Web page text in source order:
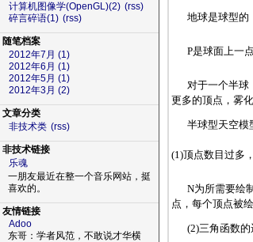
计算机图像学(OpenGL)(2) (rss)
碎言碎语(1) (rss)
随笔档案
2012年7月 (1)
2012年6月 (1)
2012年5月 (1)
2012年3月 (2)
文章分类
非技术类 (rss)
非技术链接
乐魂
一朋友最近在整一个音乐网站，挺
喜欢的。
友情链接
Adoo
东哥：学者风范，不敢说才华横
地球是球型的
P是球面上一
对于一个半球
更多的顶点，雾
半球型天空模
(1)顶点数目过多
N为所需要绘
点，每个顶点被
(2)三角函数的